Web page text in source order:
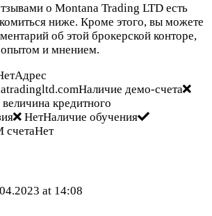
о Montana Trading LTD есть
ниже. Кроме этого, вы можете
об этой брокерской конторе,
и мнением.
демо-счета
кредитного
НетНаличие обучения
at 14:08